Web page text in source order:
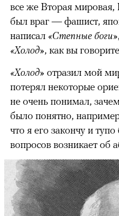
все же Вторая мировая,
был враг — фашист,
написал «Степные боги»
«Холод», как вы
«Холод» отразил мой
потерял некоторые
не очень понимал,
было понятно,
что я его закончу и
вопросов возникает об